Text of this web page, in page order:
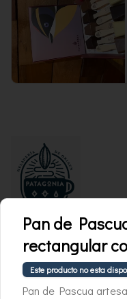
Conócenos
Whatsapp +569 3214 2732
Términos y condiciones
Pan de
rectangular
Este producto no esta
Pan de Pascua